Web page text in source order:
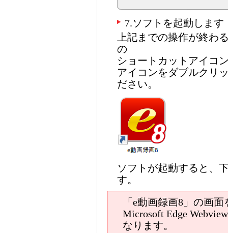
7.ソフトを起動します
上記までの操作が終わ
の
ショートカットアイコ
アイコンをダブルクリ
ださい。
ソフトが起動すると、
す。
「e動画録画8」の画
Microsoft Edge
なります。